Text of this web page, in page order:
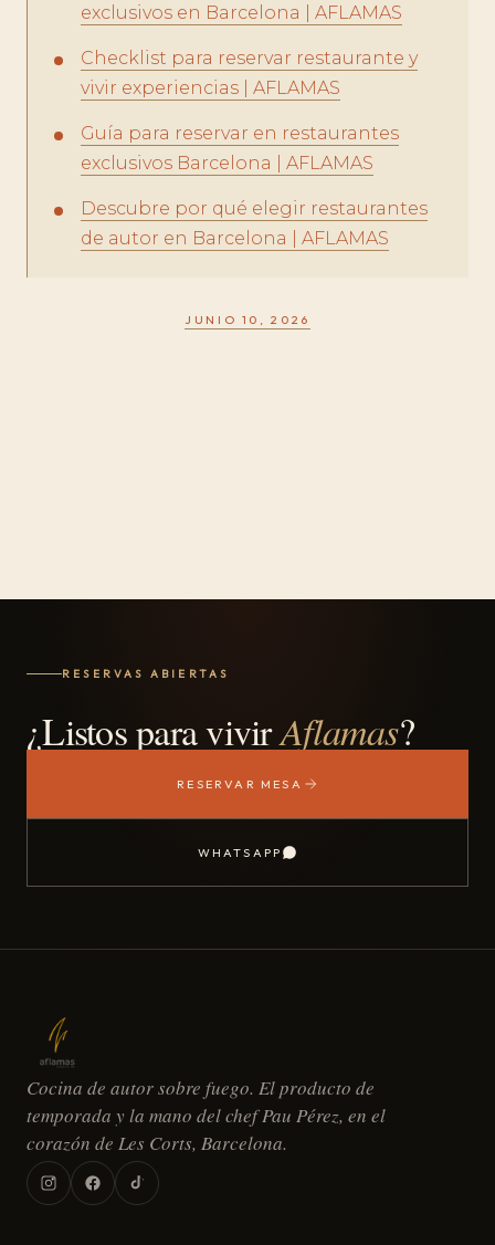
exclusivos en Barcelona | AFLAMAS
Checklist para reservar restaurante y
vivir experiencias | AFLAMAS
Guía para reservar en restaurantes
exclusivos Barcelona | AFLAMAS
Descubre por qué elegir restaurantes
de autor en Barcelona | AFLAMAS
JUNIO 10, 2026
RESERVAS ABIERTAS
¿Listos para vivirAflamas?
RESERVAR MESA
WHATSAPP
Cocina de autor sobre fuego. El producto de
temporada y la mano del chef Pau Pérez, en el
corazón de Les Corts, Barcelona.